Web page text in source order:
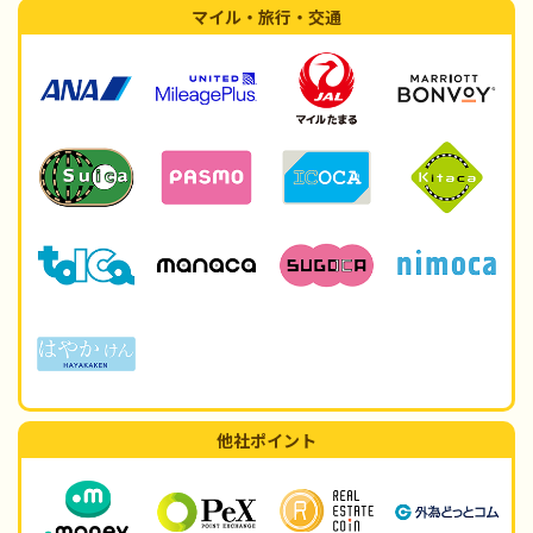
マイル・旅行・交通
他社ポイント